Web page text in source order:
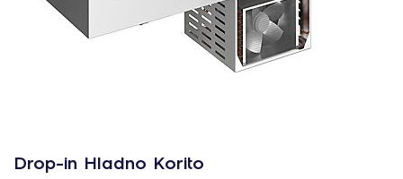
Drop-in Hladno Korito